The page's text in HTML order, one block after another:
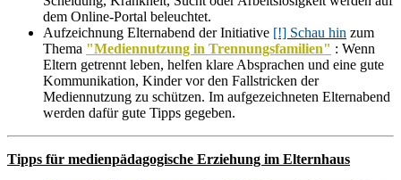
dem Online-Portal beleuchtet.
Aufzeichnung Elternabend der Initiative [!] Schau hin zum
Thema "Mediennutzung in Trennungsfamilien" : Wenn
Eltern getrennt leben, helfen klare Absprachen und eine gute
Kommunikation, Kinder vor den Fallstricken der
Mediennutzung zu schützen. Im aufgezeichneten Elternabend
werden dafür gute Tipps gegeben.
Tipps für medienpädagogische Erziehung im Elternhaus